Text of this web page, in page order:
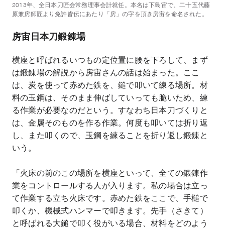
2013年、全日本刀匠会常務理事会計就任。本名は下島宙で、二十五代藤
原兼房師匠より免許皆伝にあたり「房」の字を頂き房宙を命名された。
房宙日本刀鍛錬場
横座と呼ばれるいつもの定位置に腰を下ろして、まず
は鍛錬場の解説から房宙さんの話は始まった。ここ
は、炭を使って赤めた鉄を、鎚で叩いて練る場所。材
料の玉鋼は、そのまま伸ばしていっても脆いため、練
る作業が必要なのだという。すなわち日本刀づくりと
は、金属そのものを作る作業。何度も叩いては折り返
し、また叩くので、玉鋼を練ることを折り返し鍛錬と
いう。
「火床の前のこの場所を横座といって、全ての鍛錬作
業をコントロールする人が入ります。私の場合は立っ
て作業する立ち火床です。赤めた鉄をここで、手槌で
叩くか、機械式ハンマーで叩きます。先手（さきて）
と呼ばれる大鎚で叩く役がいる場合、材料をどのよう